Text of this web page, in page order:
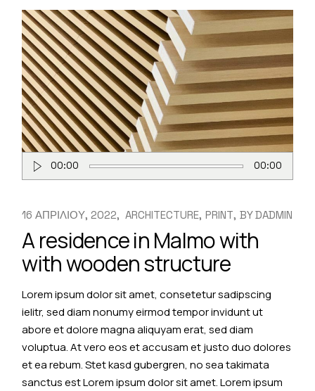
Πρόγραμμα
Αναπαραγωγής
00:00 00:00
16 ΑΠΡΙΛΙΟΥ, 2022 ARCHITECTURE PRINT BYDADMIN
A residence in Malmo with
with wooden structure
Lorem ipsum dolor sit amet, consetetur sadipscing
ielitr, sed diam nonumy eirmod tempor invidunt ut
abore et dolore magna aliquyam erat, sed diam
voluptua. At vero eos et accusam et justo duo dolores
et ea rebum. Stet kasd gubergren, no sea takimata
sanctus est Lorem ipsum dolor sit amet. Lorem ipsum